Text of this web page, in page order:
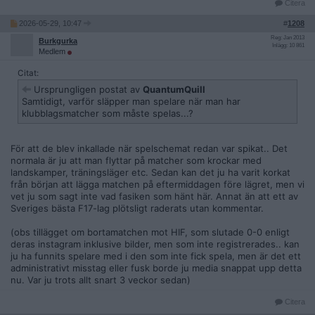
Citera
2026-05-29, 10:47 #1208
Burkgurka
Medlem
Reg: Jan 2013
Inlägg: 10 861
Citat:
Ursprungligen postat av QuantumQuill
Samtidigt, varför släpper man spelare när man har
klubblagsmatcher som måste spelas...?
För att de blev inkallade när spelschemat redan var spikat.. Det
normala är ju att man flyttar på matcher som krockar med
landskamper, träningsläger etc. Sedan kan det ju ha varit korkat
från början att lägga matchen på eftermiddagen före lägret, men vi
vet ju som sagt inte vad fasiken som hänt här. Annat än att ett av
Sveriges bästa F17-lag plötsligt raderats utan kommentar.
(obs tillägget om bortamatchen mot HIF, som slutade 0-0 enligt
deras instagram inklusive bilder, men som inte registrerades.. kan
ju ha funnits spelare med i den som inte fick spela, men är det ett
administrativt misstag eller fusk borde ju media snappat upp detta
nu. Var ju trots allt snart 3 veckor sedan)
Citera